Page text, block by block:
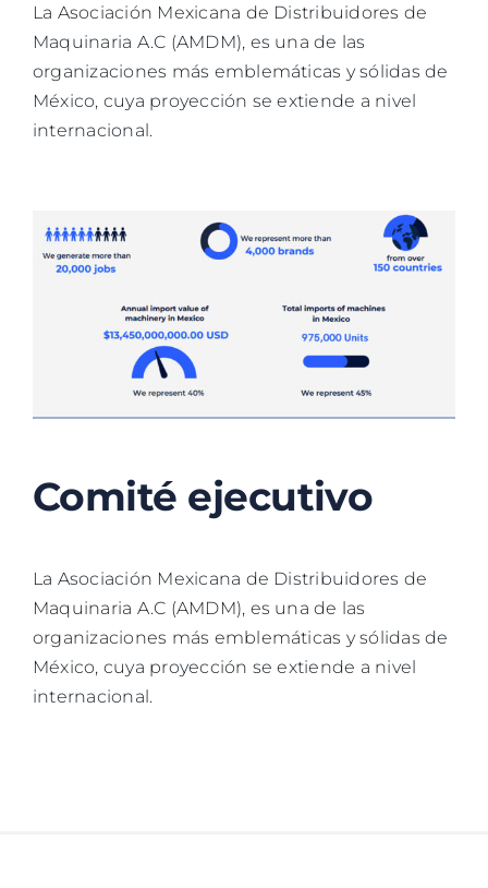
La Asociación Mexicana de Distribuidores de
Maquinaria A.C (AMDM), es una de las
organizaciones más emblemáticas y sólidas de
México, cuya proyección se extiende a nivel
internacional.
Comité ejecutivo
La Asociación Mexicana de Distribuidores de
Maquinaria A.C (AMDM), es una de las
organizaciones más emblemáticas y sólidas de
México, cuya proyección se extiende a nivel
internacional.